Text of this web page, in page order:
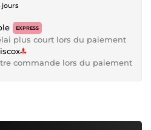
jours
EXPRESS
plus court lors du paiement
commande lors du paiement